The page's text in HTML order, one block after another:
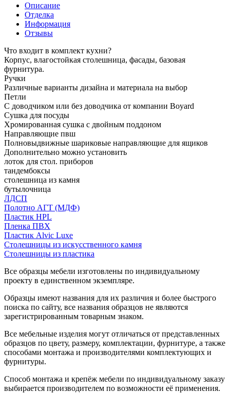
Описание
Отделка
Информация
Отзывы
Что входит в комплект кухни?
Корпус, влагостойкая столешница, фасады, базовая
фурнитура.
Ручки
Различные варианты дизайна и материала на выбор
Петли
С доводчиком или без доводчика от компании Boyard
Сушка для посуды
Хромированная сушка с двойным поддоном
Направляющие пвш
Полновыдвижные шариковые направляющие для ящиков
Дополнительно можно установить
лоток для стол. приборов
тандембоксы
столешница из камня
бутылочница
ЛДСП
Полотно АГТ (МДФ)
Пластик HPL
Пленка ПВХ
Пластик Alvic Luxe
Столешницы из искусственного камня
Столешницы из пластика
Все образцы мебели изготовлены по индивидуальному
проекту в единственном экземпляре.
Образцы имеют названия для их различия и более быстрого
поиска по сайту, все названия образцов не являются
зарегистрированным товарным знаком.
Все мебельные изделия могут отличаться от представленных
образцов по цвету, размеру, комплектации, фурнитуре, а также
способами монтажа и производителями комплектующих и
фурнитуры.
Способ монтажа и крепёж мебели по индивидуальному заказу
выбирается производителем по возможности её применения.